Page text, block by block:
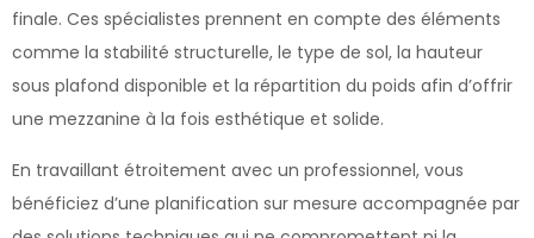
finale. Ces spécialistes prennent en compte des éléments
comme la stabilité structurelle, le type de sol, la hauteur
sous plafond disponible et la répartition du poids afin d’offrir
une mezzanine à la fois esthétique et solide.
En travaillant étroitement avec un professionnel, vous
bénéficiez d’une planification sur mesure accompagnée par